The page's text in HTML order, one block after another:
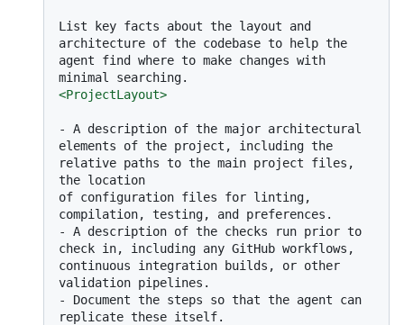
List key facts about the layout and
architecture of the codebase to help the
agent find where to make changes with
<ProjectLayout>
-
A description of the major architectural
elements of the project, including the
relative paths to the main project files,
the location
of configuration files for linting,
-
A description of the checks run prior to
check in, including any GitHub workflows,
continuous integration builds, or other
-
Document the steps so that the agent can